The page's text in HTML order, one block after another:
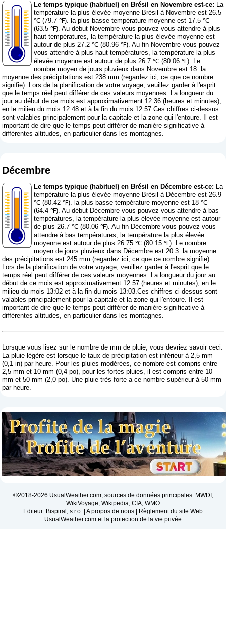
Le temps typique (habituel) en Brésil en Novembre est-ce: La
température la plus élevée moyenne Brésil à Novembre est 26.5
℃ (79.7 ℉). la plus basse température moyenne est 17.5 ℃
(63.5 ℉). Au début Novembre vous pouvez vous attendre à plus
haut températures, la température la plus élevée moyenne est
autour de plus 27.2 ℃ (80.96 ℉). Au fin Novembre vous pouvez
vous attendre à plus haut températures, la température la plus
élevée moyenne est autour de plus 26.7 ℃ (80.06 ℉). Le
nombre moyen de jours pluvieux dans Novembre est 18. la
moyenne des précipitations est 238 mm (regardez ici, ce que ce nombre
signifie). Lors de la planification de votre voyage, veuillez garder à l'esprit
que le temps réel peut différer de ces valeurs moyennes. La longueur du
jour au début de ce mois est approximativement 12:36 (heures et minutes),
en le milieu du mois 12:48 et à la fin du mois 12:57.Ces chiffres ci-dessus
sont valables principalement pour la capitale et la zone qui l'entoure. Il est
important de dire que le temps peut différer de manière significative à
différentes altitudes, en particulier dans les montagnes.
Décembre
Le temps typique (habituel) en Brésil en Décembre est-ce: La
température la plus élevée moyenne Brésil à Décembre est 26.9
℃ (80.42 ℉). la plus basse température moyenne est 18 ℃
(64.4 ℉). Au début Décembre vous pouvez vous attendre à bas
températures, la température la plus élevée moyenne est autour
de plus 26.7 ℃ (80.06 ℉). Au fin Décembre vous pouvez vous
attendre à bas températures, la température la plus élevée
moyenne est autour de plus 26.75 ℃ (80.15 ℉). Le nombre
moyen de jours pluvieux dans Décembre est 20.3. la moyenne
des précipitations est 245 mm (regardez ici, ce que ce nombre signifie).
Lors de la planification de votre voyage, veuillez garder à l'esprit que le
temps réel peut différer de ces valeurs moyennes. La longueur du jour au
début de ce mois est approximativement 12:57 (heures et minutes), en le
milieu du mois 13:02 et à la fin du mois 13:03.Ces chiffres ci-dessus sont
valables principalement pour la capitale et la zone qui l'entoure. Il est
important de dire que le temps peut différer de manière significative à
différentes altitudes, en particulier dans les montagnes.
Lorsque vous lisez sur le nombre de mm de pluie, vous devriez savoir ceci:
La pluie légère est lorsque le taux de précipitation est inférieur à 2,5 mm
(0,1 in) par heure. Pour les pluies modérées, ce nombre est compris entre
2,5 mm et 10 mm (0,4 po), pour les fortes pluies, il est compris entre 10
mm et 50 mm (2,0 po). Une pluie très forte a ce nombre supérieur à 50 mm
par heure.
©2018-2026 UsualWeather.com, sources de données principales: MWDI,
WikiVoyage, Wikipedia, CIA, WMO
Editeur: Bispiral, s.r.o. | A propos de nous | Règlement du site Web
UsualWeather.com et la protection de la vie privée